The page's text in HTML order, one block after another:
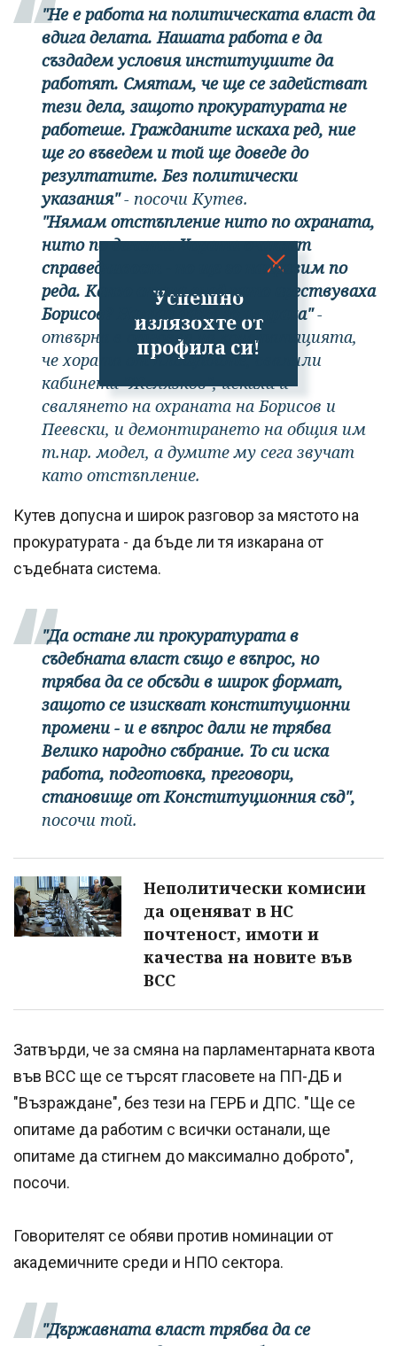
Успешно
излязохте от
профила си!
"Не е работа на политическата власт да
вдига делата. Нашата работа е да
създадем условия институциите да
работят. Смятам, че ще се задействат
тези дела, защото прокуратурата не
работеше. Гражданите искаха ред, ние
ще го въведем и той ще доведе до
резултатите. Без политически
указания"- посочи Кутев.
"Нямам отстъпление нито по охраната,
нито по делата. Хората очакват
справедливост - но ще го направим по
реда. Какво стана след като арествуваха
Борисов? Накрая даже го изпраха"-
отвърна в отговор на констатацията,
че хората от площадите, свалили
кабинета "Желязков", искаха и
свалянето на охраната на Борисов и
Пеевски, и демонтирането на общия им
т.нар. модел, а думите му сега звучат
като отстъпление.
Кутев допусна и широк разговор за мястото на
прокуратурата - да бъде ли тя изкарана от
съдебната система.
"Да остане ли прокуратурата в
съдебната власт също е въпрос, но
трябва да се обсъди в широк формат,
защото се изискват конституционни
промени - и е въпрос дали не трябва
Велико народно събрание. То си иска
работа, подготовка, преговори,
становище от Конституционния съд",
посочи той.
Неполитически комисии
да оценяват в НС
почтеност, имоти и
качества на новите във
ВСС
Затвърди, че за смяна на парламентарната квота
във ВСС ще се търсят гласовете на ПП-ДБ и
"Възраждане", без тези на ГЕРБ и ДПС. "Ще се
опитаме да работим с всички останали, ще
опитаме да стигнем до максимално доброто",
посочи.
Говорителят се обяви против номинации от
академичните среди и НПО сектора.
"Държавната власт трябва да се